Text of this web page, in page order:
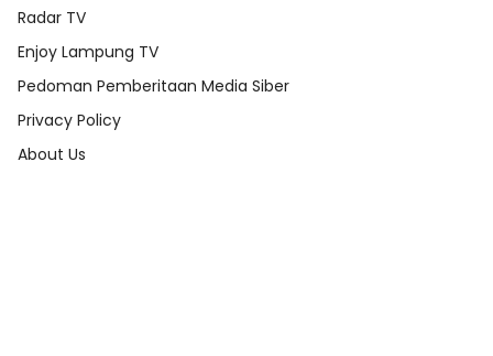
Radar TV
Enjoy Lampung TV
Pedoman Pemberitaan Media Siber
Privacy Policy
About Us